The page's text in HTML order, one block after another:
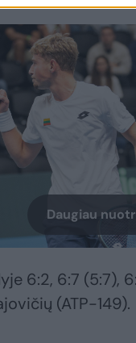
Daugiau
6:2, 6:7 (5:7),
(ATP-149).